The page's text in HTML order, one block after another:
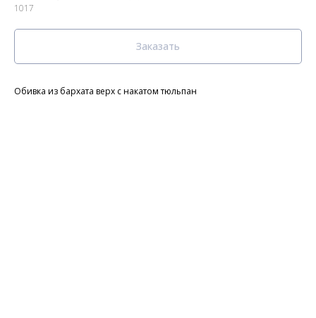
1017
Заказать
Обивка из бархата верх с накатом тюльпан